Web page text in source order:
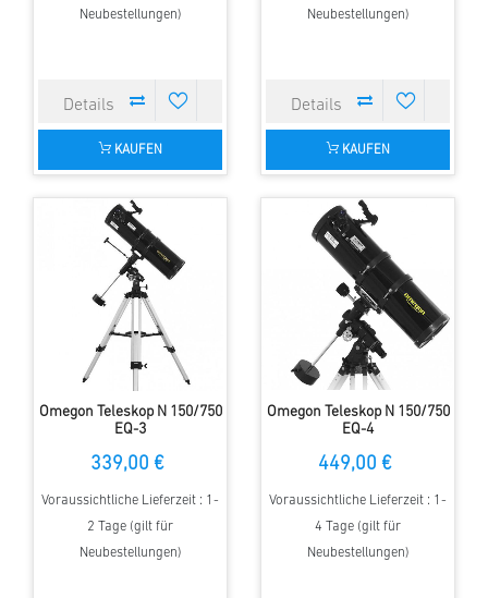
Neubestellungen)
KAUFEN
Neubestellungen)
KAUFEN
Omegon Teleskop N 150/750
EQ-3
339,00 €
Voraussichtliche Lieferzeit : 1-
2 Tage (gilt für
Neubestellungen)
Omegon Teleskop N 150/750
EQ-4
449,00 €
Voraussichtliche Lieferzeit : 1-
4 Tage (gilt für
Neubestellungen)